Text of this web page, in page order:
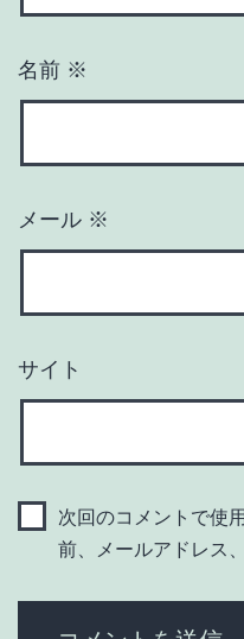
名前 ※
メール ※
サイト
次回のコメントで使
前、メールアドレス